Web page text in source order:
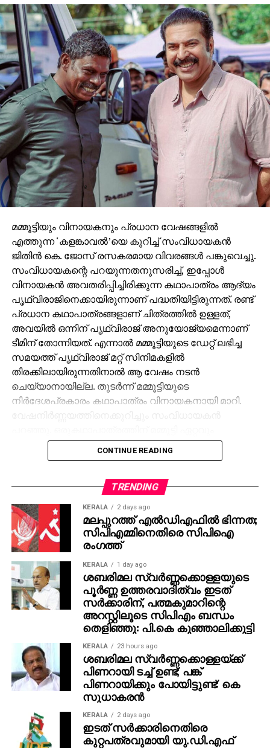
മമ്മൂട്ടിയും വിനായകനും പ്രധാന വേഷങ്ങളില്‍
എത്തുന്ന ‘കളങ്കാവല്‍’യെ കുറിച്ച് സംവിധായകന്‍
ജിതിന്‍ കെ. ജോസ് രസകരമായ വിവരങ്ങള്‍ പങ്കുവെച്ചു.
സംവിധായകന്റെ പറയുന്നതനുസരിച്ച്, ഇപ്പോള്‍
വിനായകന്‍ അവതരിപ്പിച്ചിരിക്കുന്ന കഥാപാത്രം ആദ്യം
പൃഥ്വിരാജിനെക്കായിരുന്നാണ് പദ്ധതിയിട്ടിരുന്നത്. രണ്ട്
പ്രധാന കഥാപാത്രങ്ങളാണ് ചിത്രത്തില്‍ ഉള്ളത്,
അവയില്‍ ഒന്നിന് പൃഥ്വിരാജ് അനുയോജ്യമെന്നാണ്
ടീമിന് തോന്നിയത്. എന്നാല്‍ മമ്മൂട്ടിയുടെ ഡേറ്റ് ലഭിച്ച
സമയത്ത് പൃഥ്വിരാജ് മറ്റ് സിനിമകളില്‍
തിരക്കിലായിരുന്നതിനാല്‍ ആ വേഷം നടന്‍
ചെയ്യാനായില്ല. തുടര്‍ന്ന് മമ്മൂട്ടിയുടെ
നിര്‍ദേശപ്രകാരം കഥാപാത്രം വിനായകനായി മാറി.
അനുയോജ്യനാണെന്ന് തോന്നിയതിനാല്‍
എക്‌സിക്യൂട്ടീവ് പ്രൊഡ്യൂസര്‍ വിവേക് ദാമോദരന്‍
തങ്ങള്‍ക്ക് മനസ്സിലുണ്ടായിരുന്നതുപോലെ തന്നെയാണ്
പൃഥ്വിരാജും ആ വേഷം മമ്മൂക്ക ചെയ്യണം എന്ന്
നിര്‍ദേശിച്ചതെന്നും അദ്ദേഹം വെളിപ്പെടുത്തി. ജിതിന്‍
കെ. ജോസ് പറഞ്ഞു പോലെ, വിനായകന്‍ അവതരിപ്പിച്ച
വേഷം തന്നെയാണ് ആദ്യം പൃഥ്വിരാജിന്
പരിഗണിച്ചത്. മമ്മൂട്ടി കമ്പനി നിര്‍മിച്ച ‘കളങ്കാവല്‍’
നവംബര്‍ 27ന് തീയേറ്ററുകളില്‍ റിലീസ് ചെയ്യും.
CONTINUE READING
TRENDING
KERALA 2 days ago
മലപ്പുറത്ത് എല്‍ഡിഎഫില്‍ ഭിന്നത;
സിപിഎമ്മിനെതിരെ സിപിഐ
രംഗത്ത്
KERALA 1 day ago
ശബരിമല സ്വര്‍ണ്ണക്കൊള്ളയുടെ
പൂര്‍ണ്ണ ഉത്തരവാദിത്വം ഇടത്
സര്‍ക്കാരിന്, പത്മകുമാറിന്റെ
അറസ്റ്റിലൂടെ സിപിഎം ബന്ധം
തെളിഞ്ഞു: പി.കെ കുഞ്ഞാലിക്കുട്ടി
KERALA 23 hours ago
ശബരിമല സ്വര്‍ണ്ണക്കൊള്ളയ്ക്ക്
പിണറായി ടച്ച് ഉണ്ട്; പങ്ക്
പിണറായിക്കും പോയിട്ടുണ്ട്: കെ
സുധാകരന്‍
KERALA 2 days ago
ഇടത് സര്‍ക്കാരിനെതിരെ
കുറ്റപത്രവുമായി യു.ഡി.എഫ്